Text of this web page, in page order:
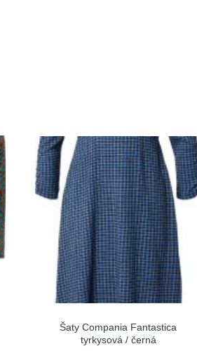
Šaty Compania Fantastica
tyrkysová / černá